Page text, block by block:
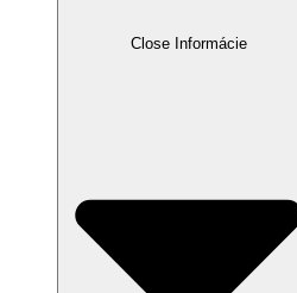
Close Informácie